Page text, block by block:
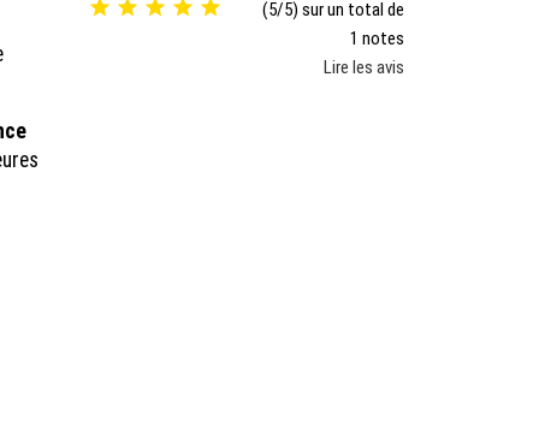
    
(5/5) sur un total de
1 notes
Lire les avis